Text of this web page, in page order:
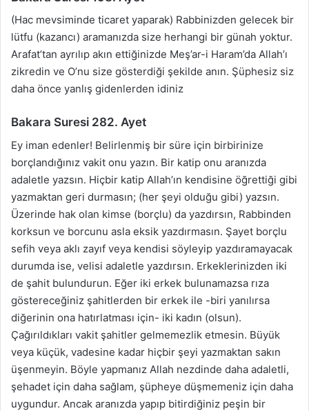
(Hac mevsiminde ticaret yaparak) Rabbinizden gelecek bir
lütfu (kazancı) aramanızda size herhangi bir günah yoktur.
Arafat’tan ayrılıp akın ettiğinizde Meş’ar-i Haram’da Allah’ı
zikredin ve O’nu size gösterdiği şekilde anın. Şüphesiz siz
daha önce yanlış gidenlerden idiniz
Bakara Suresi 282. Ayet
Ey iman edenler! Belirlenmiş bir süre için birbirinize
borçlandığınız vakit onu yazın. Bir katip onu aranızda
adaletle yazsın. Hiçbir katip Allah’ın kendisine öğrettiği gibi
yazmaktan geri durmasın; (her şeyi olduğu gibi) yazsın.
Üzerinde hak olan kimse (borçlu) da yazdırsın, Rabbinden
korksun ve borcunu asla eksik yazdırmasın. Şayet borçlu
sefih veya aklı zayıf veya kendisi söyleyip yazdıramayacak
durumda ise, velisi adaletle yazdırsın. Erkeklerinizden iki
de şahit bulundurun. Eğer iki erkek bulunamazsa rıza
göstereceğiniz şahitlerden bir erkek ile -biri yanılırsa
diğerinin ona hatırlatması için- iki kadın (olsun).
Çağırıldıkları vakit şahitler gelmemezlik etmesin. Büyük
veya küçük, vadesine kadar hiçbir şeyi yazmaktan sakın
üşenmeyin. Böyle yapmanız Allah nezdinde daha adaletli,
şehadet için daha sağlam, şüpheye düşmemeniz için daha
uygundur. Ancak aranızda yapıp bitirdiğiniz peşin bir